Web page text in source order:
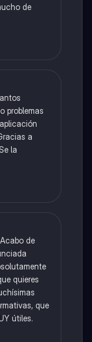
de
problemas
a
la
de
quieres
que
útiles.